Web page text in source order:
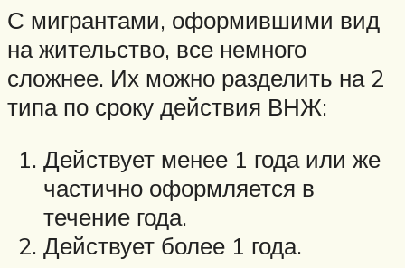
С мигрантами, оформившими вид
на жительство, все немного
сложнее. Их можно разделить на 2
типа по сроку действия ВНЖ:
Действует менее 1 года или же
частично оформляется в
течение года.
Действует более 1 года.